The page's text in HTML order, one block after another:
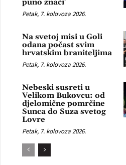
puno znači’
Petak, 7. kolovoza 2026.
Na svetoj misi u Goli
odana počast svim
hrvatskim braniteljima
Petak, 7. kolovoza 2026.
Nebeski susreti u
Velikom Bukovcu: od
djelomične pomrčine
Sunca do Suza svetog
Lovre
Petak, 7. kolovoza 2026.